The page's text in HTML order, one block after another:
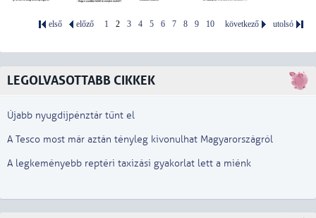
első előző 1 2 3 4 5 6 7 8 9 10 következő utolsó
LEGOLVASOTTABB CIKKEK
Újabb nyugdíjpénztár tűnt el
A Tesco most már aztán tényleg kivonulhat Magyarországról
A legkeményebb reptéri taxizási gyakorlat lett a miénk